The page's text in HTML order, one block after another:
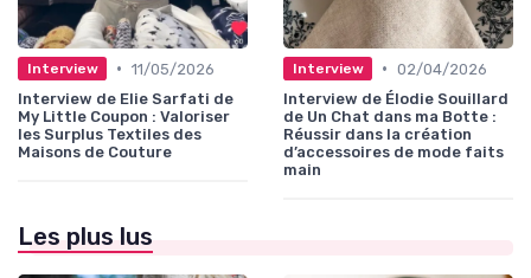
Interview • 11/05/2026
Interview de Elie Sarfati de
My Little Coupon : Valoriser
les Surplus Textiles des
Maisons de Couture
Interview • 02/04/2026
Interview de Élodie Souillard
de Un Chat dans ma Botte :
Réussir dans la création
d’accessoires de mode faits
main
Les plus lus